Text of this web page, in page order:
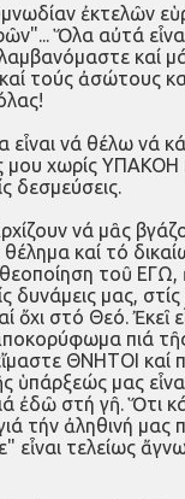
ἐκτελῶν
Ὅλα αὐτά
καί
τούς ἀσώτους
εἶναι νά θέλω νά
μου χωρίς ΥΠΑΚΟΗ
δεσμεύσεις.
νά μᾶς
καί τό
θεοποίηση τοῦ
δυνάμεις μας,
ὄχι στό Θεό. Ἐκεῖ
πιά
ΘΝΗΤΟΙ καί
ὑπάρξεώς μας
ἐδῶ στή γῆ. Ὅτι
τήν ἀληθινή μας
εἶναι τελείως